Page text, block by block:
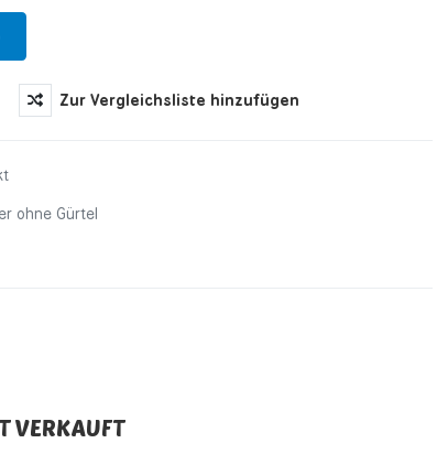
Zur Vergleichsliste hinzufügen
ohne Gürtel
VERKAUFT